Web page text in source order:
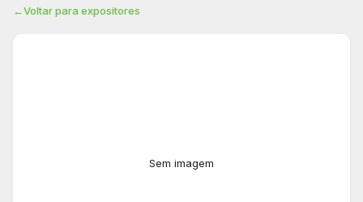
←Voltar para expositores
Sem imagem